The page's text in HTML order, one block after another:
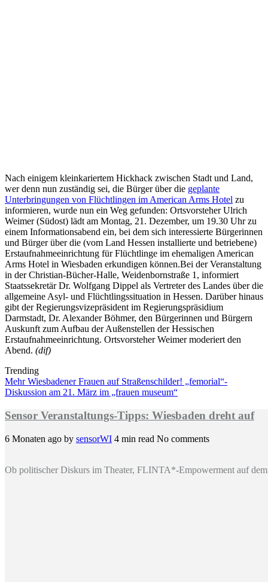
Nach einigem kleinkariertem Hickhack zwischen Stadt und Land,
wer denn nun zuständig sei, die Bürger über die geplante
Unterbringungen von Flüchtlingen im American Arms Hotel zu
informieren, wurde nun ein Weg gefunden: Ortsvorsteher Ulrich
Weimer (Südost) lädt am Montag, 21. Dezember, um 19.30 Uhr zu
einem Informationsabend ein, bei dem sich interessierte Bürgerinnen
und Bürger über die (vom Land Hessen installierte und betriebene)
Erstaufnahmeeinrichtung für Flüchtlinge im ehemaligen American
Arms Hotel in Wiesbaden erkundigen können.Bei der Veranstaltung
in der Christian-Bücher-Halle, Weidenbornstraße 1, informiert
Staatssekretär Dr. Wolfgang Dippel als Vertreter des Landes über die
allgemeine Asyl- und Flüchtlingssituation in Hessen. Darüber hinaus
gibt der Regierungsvizepräsident im Regierungspräsidium
Darmstadt, Dr. Alexander Böhmer, den Bürgerinnen und Bürgern
Auskunft zum Aufbau der Außenstellen der Hessischen
Erstaufnahmeeinrichtung. Ortsvorsteher Weimer moderiert den
Abend. (dif)
Trending
Mehr Wiesbadener Frauen auf Straßenschilder! „femorial“-
Diskussion am 21. März im „frauen museum“
Sensor Veranstaltungs-Tipps: Wiesbaden dreht auf
6 Monaten ago by sensorWI 4 min read No comments
Ob politischer Diskurs im Theater, FLINTA*-Empowerment auf